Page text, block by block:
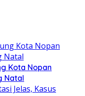
Kota Nopan
Natal